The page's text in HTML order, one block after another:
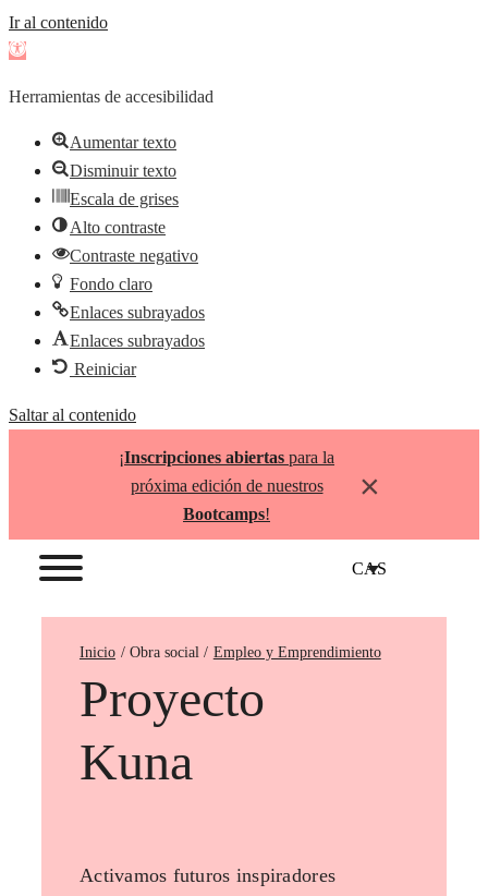
Ir al contenido
Abrir
de
herramientas
Herramientas de accesibilidad
Aumentar texto
Disminuir texto
Escala de grises
Alto contraste
Contraste negativo
Fondo claro
Enlaces subrayados
Enlaces subrayados
Reiniciar
Saltar al contenido
¡Inscripciones abiertas para la
próxima edición de nuestros
Bootcamps!
×
CAS
Inicio Empleo y Emprendimiento
Proyecto
Kuna
Activamos futuros inspiradores